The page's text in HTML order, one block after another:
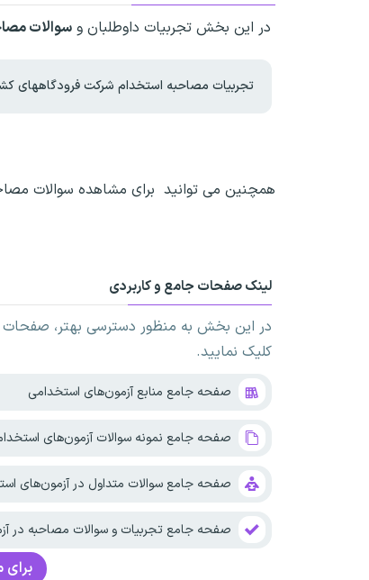
در این بخش تجربیات داوطلبان و سوالات
تجربیات مصاحبه استخدام شرکت فرودگاههای
همچنین می توانید برای مشاهده سوالات
لینک صفحات جامع و کاربردی
در این بخش به منظور دسترسی بهتر، صفحات
کلیک نمایید.
صفحه جامع منابع آزمون‌های استخدامی
صفحه جامع نمونه سوالات آزمون‌های
صفحه جامع سوالات متداول در آزمون‌های
صفحه جامع تجربیات و سوالات مصاحبه در
برای